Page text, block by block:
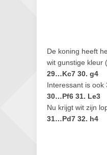
De koning heeft
wit gunstige kleur
29…Kc7 30. g4
Interessant is ook
30…Pf6 31. Le3
Nu krijgt wit zijn
31…Pd7 32. h4